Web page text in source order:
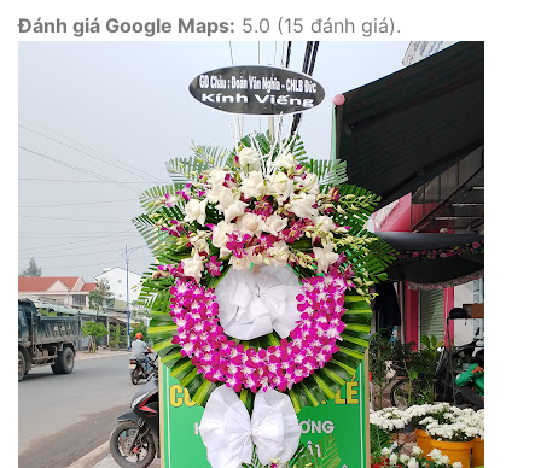
Đánh giá Google Maps: 5.0 (15 đánh giá).